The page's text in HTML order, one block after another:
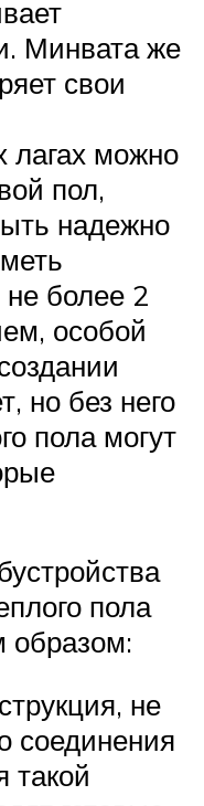
Минвата же
свои
лагах можно
пол,
надежно
более 2
особой
но без него
пола могут
пола
образом:
не
соединения
такой